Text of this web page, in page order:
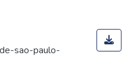
sao-paulo-